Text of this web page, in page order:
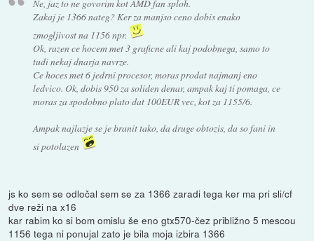
Ne, jaz to ne govorim kot AMD fan sploh.
Zakaj je 1366 nateg? Ker za manjso ceno dobis enako
zmogljivost na 1156 npr.
Ok, razen ce hocem met 3 graficne ali kaj podobnega, samo to
tudi nekaj dnarja navrze.
Ce hoces met 6 jedrni procesor, moras prodat najmanj eno
ledvico. Ok, dobis 950 za soliden denar, ampak kaj ti pomaga, ce
moras za spodobno plato dat 100EUR vec, kot za 1155/6.
Ampak najlazje se je branit tako, da druge obtozis, da so fani in
si potolazen
js ko sem se odločal sem se za 1366 zaradi tega ker ma pri sli/cf
dve reži na x16
kar rabim ko si bom omislu še eno gtx570-čez približno 5 mescou
1156 tega ni ponujal zato je bila moja izbira 1366